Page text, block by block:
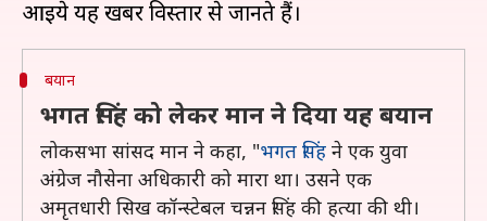
बयान
भगत सिंह को लेकर मान ने दिया यह बयान
लोकसभा सांसद मान ने कहा, "भगत सिंह ने एक युवा
अंग्रेज नौसेना अधिकारी को मारा था। उसने एक
अमृतधारी सिख कॉन्स्टेबल चन्नन सिंह की हत्या की थी।